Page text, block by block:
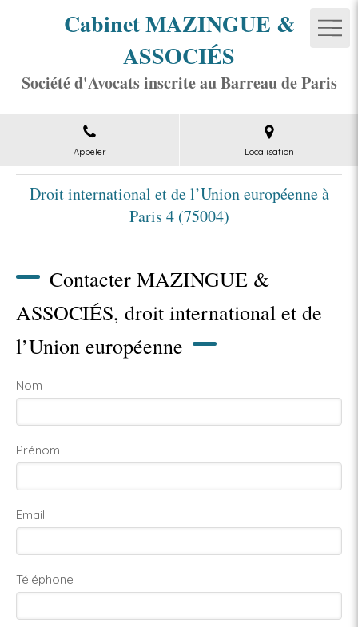
Cabinet MAZINGUE &
ASSOCIÉS
Société d'Avocats inscrite au Barreau de Paris
Appeler Localisation
Droit international et de l’Union européenne à
Paris 4 (75004)
Contacter MAZINGUE &
ASSOCIÉS, droit international et de
l’Union européenne
Nom
Prénom
Email
Téléphone